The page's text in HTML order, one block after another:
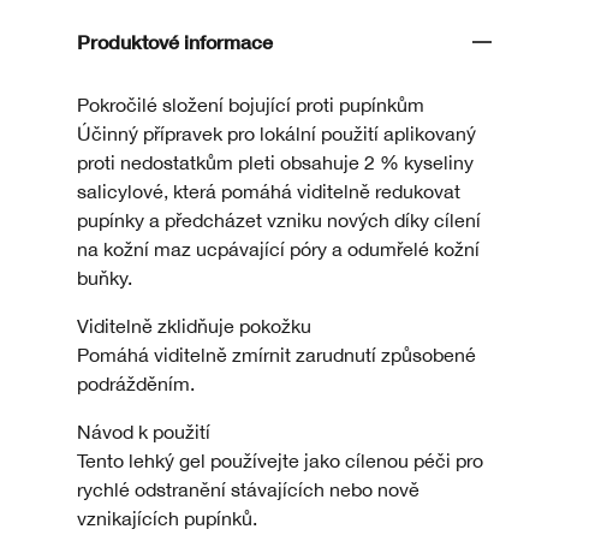
Produktové informace
Pokročilé složení bojující proti pupínkům
Účinný přípravek pro lokální použití aplikovaný
proti nedostatkům pleti obsahuje 2 % kyseliny
salicylové, která pomáhá viditelně redukovat
pupínky a předcházet vzniku nových díky cílení
na kožní maz ucpávající póry a odumřelé kožní
buňky.
Viditelně zklidňuje pokožku
Pomáhá viditelně zmírnit zarudnutí způsobené
podrážděním.
Návod k použití
Tento lehký gel používejte jako cílenou péči pro
rychlé odstranění stávajících nebo nově
vznikajících pupínků.